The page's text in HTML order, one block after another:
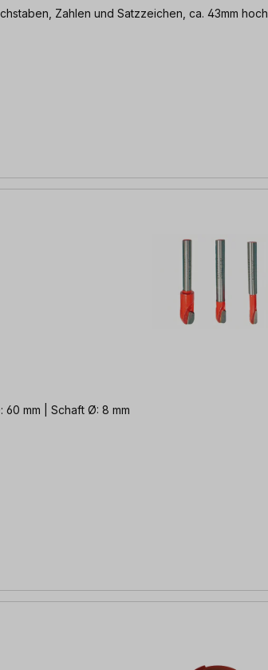
Zahlen und Satzzeichen, ca. 43mm hoch
für SignPro & Pantograph | Länge: 60 mm | Schaft Ø: 8 mm